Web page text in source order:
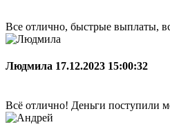
Все отлично, быстрые выплаты,
Людмила 17.12.2023 15:00:32
Всё отлично! Деньги поступили